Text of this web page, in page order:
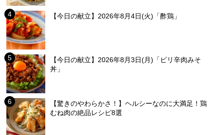
【今日の献立】2026年8月4日(火)「酢鶏」
【今日の献立】2026年8月3日(月)「ピリ辛肉みそ
丼」
【驚きのやわらかさ！】ヘルシーなのに大満足！鶏
むね肉の絶品レシピ8選